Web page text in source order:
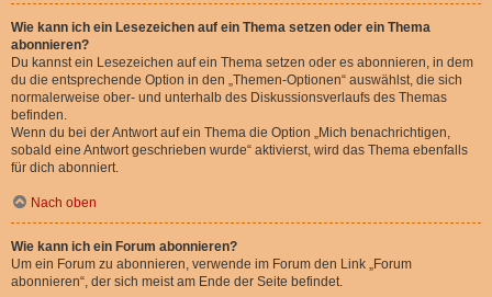
Wie kann ich ein Lesezeichen auf ein Thema setzen oder ein Thema
abonnieren?
Du kannst ein Lesezeichen auf ein Thema setzen oder es abonnieren, in dem
du die entsprechende Option in den „Themen-Optionen“ auswählst, die sich
normalerweise ober- und unterhalb des Diskussionsverlaufs des Themas
befinden.
Wenn du bei der Antwort auf ein Thema die Option „Mich benachrichtigen,
sobald eine Antwort geschrieben wurde“ aktivierst, wird das Thema ebenfalls
für dich abonniert.
Nach oben
Wie kann ich ein Forum abonnieren?
Um ein Forum zu abonnieren, verwende im Forum den Link „Forum
abonnieren“, der sich meist am Ende der Seite befindet.